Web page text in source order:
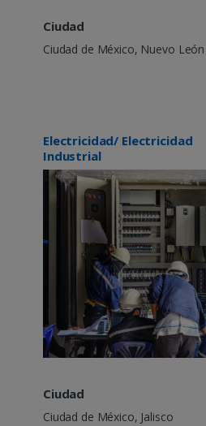
Ciudad
Ciudad de México, Nuevo León
Electricidad/ Electricidad
Industrial
Ciudad
Ciudad de México, Jalisco